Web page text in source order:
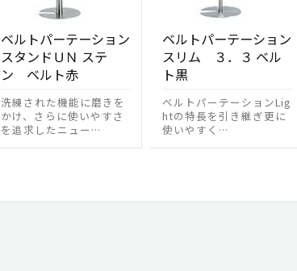
ベルトパーテーション
スタンドＵＮ ステ
ン ベルト赤
洗練された機能に磨きを
かけ、さらに使いやすさ
を追求したニュー…
ベルトパーテーション
スリム ３．３ ベル
ト黒
ベルトパーテーションLig
htの特長を引き継ぎ更に
使いやすく…